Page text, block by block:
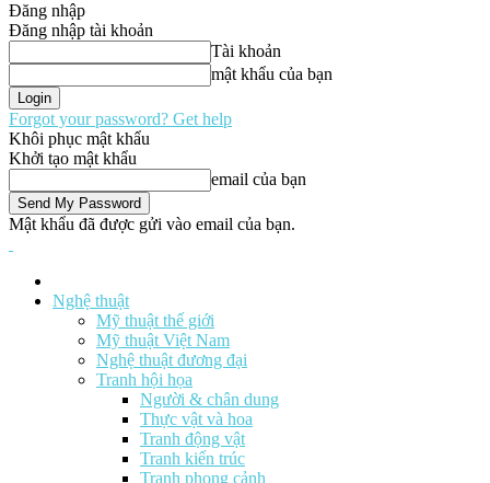
Đăng nhập
Đăng nhập tài khoản
Tài khoản
mật khẩu của bạn
Forgot your password? Get help
Khôi phục mật khẩu
Khởi tạo mật khẩu
email của bạn
Mật khẩu đã được gửi vào email của bạn.
Nghệ thuật
Mỹ thuật thế giới
Mỹ thuật Việt Nam
Nghệ thuật đương đại
Tranh hội họa
Người & chân dung
Thực vật và hoa
Tranh động vật
Tranh kiến trúc
Tranh phong cảnh